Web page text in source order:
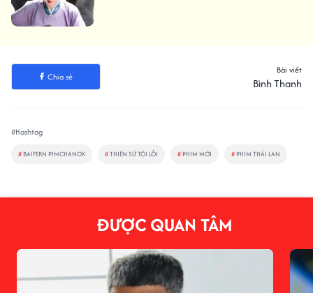
Chia sẻ
Bài viết
Bình Thanh
#Hashtag
# BAIFERN PIMCHANOK #THIÊN SỨ TỘI LỖI # PHIM MỚI # PHIM THÁI LAN
ĐƯỢC QUAN TÂM